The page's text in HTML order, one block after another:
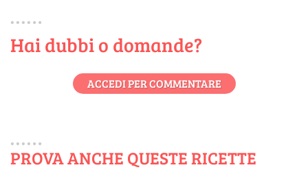
Hai dubbi o domande?
ACCEDI PER COMMENTARE
PROVA ANCHE QUESTE RICETTE